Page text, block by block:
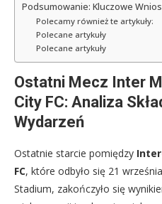
Podsumowanie: Kluczowe
Polecamy również te artykuły:
Polecane artykuły
Polecane artykuły
Ostatni Mecz Inter
City FC: Analiza
Wydarzeń
Ostatnie starcie pomiędzy
FC, które odbyło się 21
Stadium, zakończyło się